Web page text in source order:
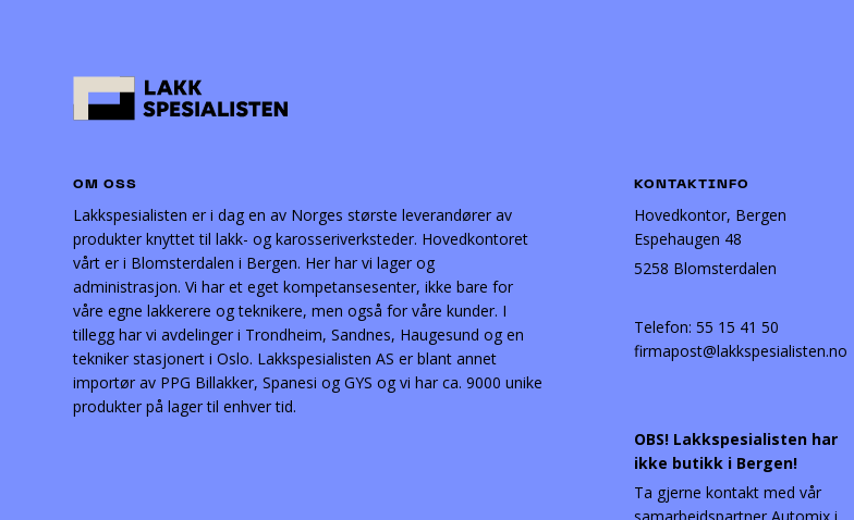
OM OSS
Lakkspesialisten er i dag en av Norges største leverandører av
produkter knyttet til lakk- og karosseriverksteder. Hovedkontoret
vårt er i Blomsterdalen i Bergen. Her har vi lager og
administrasjon. Vi har et eget kompetansesenter, ikke bare for
våre egne lakkerere og teknikere, men også for våre kunder. I
tillegg har vi avdelinger i Trondheim, Sandnes, Haugesund og en
tekniker stasjonert i Oslo. Lakkspesialisten AS er blant annet
importør av PPG Billakker, Spanesi og GYS og vi har ca. 9000 unike
produkter på lager til enhver tid.
KONTAKTINFO
Hovedkontor, Bergen
Espehaugen 48
5258 Blomsterdalen
Telefon: 55 15 41 50
firmapost@lakkspesialisten.no
OBS! Lakkspesialisten har
ikke butikk i Bergen!
Ta gjerne kontakt med vår